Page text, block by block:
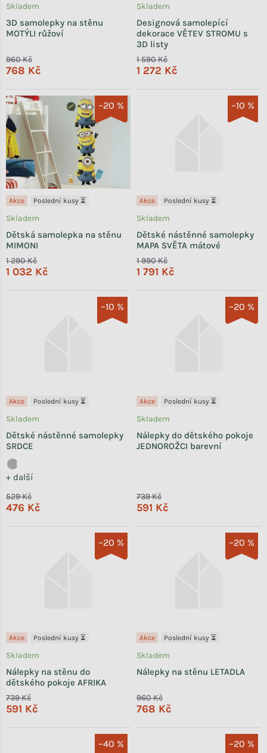
3D samolepky na stěnu
MOTÝLI růžoví
Skladem
960 Kč
768 Kč
Designová samolepící
dekorace VĚTEV STROMU s
3D listy
Skladem
1 590 Kč
1 272 Kč
–20 %
Akce Poslední kusy ⏳
Dětská samolepka na stěnu
MIMONI
Skladem
1 290 Kč
1 032 Kč
–10 %
Akce Poslední kusy ⏳
Dětské nástěnné samolepky
MAPA SVĚTA mátové
Skladem
1 990 Kč
1 791 Kč
–10 %
Akce Poslední kusy ⏳
Dětské nástěnné samolepky
SRDCE
+ další
Skladem
529 Kč
476 Kč
–20 %
Akce Poslední kusy ⏳
Nálepky do dětského pokoje
JEDNOROŽCI barevní
Skladem
739 Kč
591 Kč
–20 %
Akce Poslední kusy ⏳
Nálepky na stěnu do
dětského pokoje AFRIKA
Skladem
739 Kč
591 Kč
–20 %
Akce Poslední kusy ⏳
Nálepky na stěnu LETADLA
Skladem
960 Kč
768 Kč
–40 % –20 %